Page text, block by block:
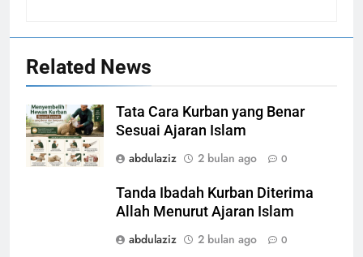
Related News
Tata Cara Kurban yang Benar
Sesuai Ajaran Islam
abdulaziz
2 bulan ago 0
Tanda Ibadah Kurban Diterima
Allah Menurut Ajaran Islam
abdulaziz
2 bulan ago 0